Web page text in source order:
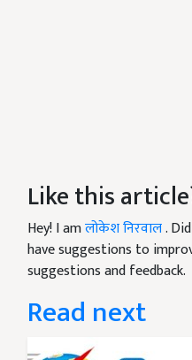
Like this
Hey! I amलोकेश निरवाल.
have suggestions to
suggestions and feedback.
Read next